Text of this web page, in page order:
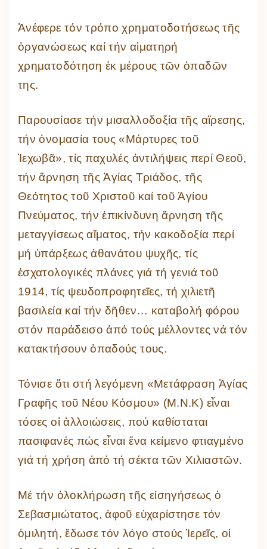
Ἀνέφερε τόν τρόπο χρηματοδοτήσεως τῆς
ὀργανώσεως καί τήν αἱματηρή
χρηματοδότηση ἐκ μέρους τῶν ὁπαδῶν
της.
Παρουσίασε τήν μισαλλοδοξία τῆς αἵρεσης,
τήν ὀνομασία τους «Μάρτυρες τοῦ
Ἱεχωβᾶ», τίς παχυλές ἀντιλήψεις περί Θεοῦ,
τήν ἄρνηση τῆς Ἁγίας Τριάδος, τῆς
Θεότητος τοῦ Χριστοῦ καί τοῦ Ἁγίου
Πνεύματος, τήν ἐπικίνδυνη ἄρνηση τῆς
μεταγγίσεως αἵματος, τήν κακοδοξία περί
μή ὑπάρξεως ἀθανάτου ψυχῆς, τίς
ἐσχατολογικές πλάνες γιά τή γενιά τοῦ
1914, τίς ψευδοπροφητεῖες, τή χιλιετῆ
βασιλεία καί τήν δῆθεν… καταβολή φόρου
στόν παράδεισο ἀπό τούς μέλλοντες νά τόν
κατακτήσουν ὀπαδούς τους.
Τόνισε ὅτι στή λεγόμενη «Μετάφραση Ἁγίας
Γραφῆς τοῦ Νέου Κόσμου» (Μ.Ν.Κ) εἶναι
τόσες οἱ ἀλλοιώσεις, πού καθίσταται
πασιφανές πώς εἶναι ἕνα κείμενο φτιαγμένο
γιά τή χρήση ἀπό τή σέκτα τῶν Χιλιαστῶν.
Μέ τήν ὁλοκλήρωση τῆς εἰσηγήσεως ὁ
Σεβασμιώτατος, ἀφοῦ εὐχαρίστησε τόν
ὁμιλητή, ἔδωσε τόν λόγο στούς Ἱερεῖς, οἱ